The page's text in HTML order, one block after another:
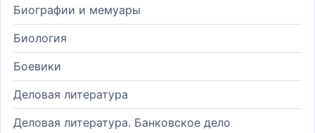
Биографии и мемуары
Биология
Боевики
Деловая литература
Деловая литература. Банковское дело